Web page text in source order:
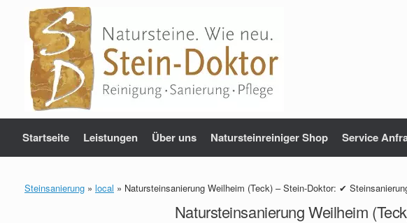
springen
Startseite Leistungen Über uns Natursteinreiniger Shop Service
Steinsanierung » local » Natursteinsanierung Weilheim (Teck) – Stein-Doktor: ✔
Natursteinsanierung Weilheim